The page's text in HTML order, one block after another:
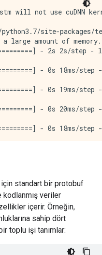
lstm will not use
site-packages/
large amount of
- 2s 2s/step
- 0s 18ms/
- 0s 19ms/
- 0s 20ms/
- 0s 18ms/
standart bir protobuf
kodlanmış veriler
içerir. Örneğin,
sahip dört
toplu işi tanımlar: